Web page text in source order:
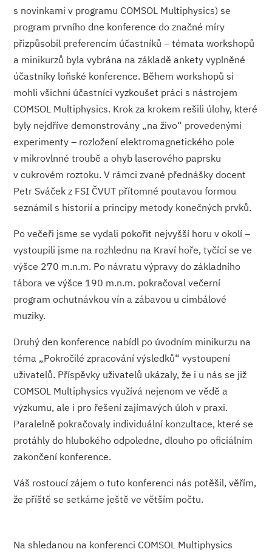
s novinkami v programu COMSOL Multiphysics) se
program prvního dne konference do značné míry
přizpůsobil preferencím účastníků – témata workshopů
a minikurzů byla vybrána na základě ankety vyplněné
účastníky loňské konference. Během workshopů si
mohli všichni účastníci vyzkoušet práci s nástrojem
COMSOL Multiphysics. Krok za krokem rešili úlohy, které
byly nejdříve demonstrovány „na živo“ provedenými
experimenty – rozložení elektromagnetického pole
v mikrovlnné troubě a ohyb laserového paprsku
v cukrovém roztoku. V rámci zvané přednášky docent
Petr Sváček z FSI ČVUT přítomné poutavou formou
seznámil s historií a principy metody konečných prvků.
Po večeři jsme se vydali pokořit nejvyšší horu v okolí –
vystoupili jsme na rozhlednu na Kraví hoře, tyčící se ve
výšce 270 m.n.m. Po návratu výpravy do základního
tábora ve výšce 190 m.n.m. pokračoval večerní
program ochutnávkou vín a zábavou u cimbálové
muziky.
Druhý den konference nabídl po úvodním minikurzu na
téma „Pokročilé zpracování výsledků“ vystoupení
uživatelů. Příspěvky uživatelů ukázaly, že i u nás se již
COMSOL Multiphysics využívá nejenom ve vědě a
výzkumu, ale i pro řešení zajímavých úloh v praxi.
Paralelně pokračovaly individuální konzultace, které se
protáhly do hlubokého odpoledne, dlouho po oficiálním
zakončení konference.
Váš rostoucí zájem o tuto konferenci nás potěšil, věřím,
že příště se setkáme ještě ve větším počtu.
Na shledanou na konferenci COMSOL Multiphysics